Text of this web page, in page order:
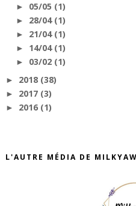
► 05/05 (1)
► 28/04 (1)
► 21/04 (1)
► 14/04 (1)
► 03/02 (1)
► 2018 (38)
► 2017 (3)
► 2016 (1)
L'AUTRE MÉDIA DE